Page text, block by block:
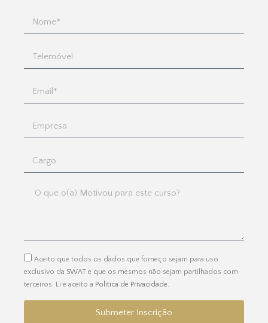
Aceito que todos os dados que forneço sejam para uso
exclusivo da SWAT e que os mesmos não sejam partilhados com
terceiros. Li e aceito a Política de Privacidade.
Submeter Inscrição